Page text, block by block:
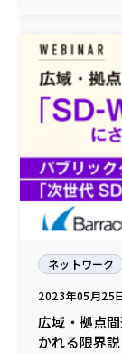
ネットワーク
2023年05月25
広域・拠点
かれる限界説